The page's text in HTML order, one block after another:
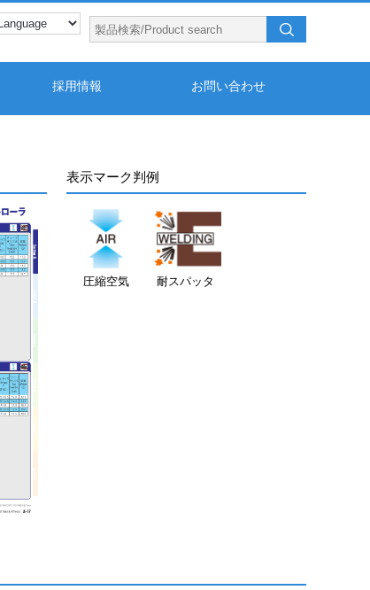
採用情報 お問い合わせ
表示マーク判例
圧縮空気 耐スパッタ